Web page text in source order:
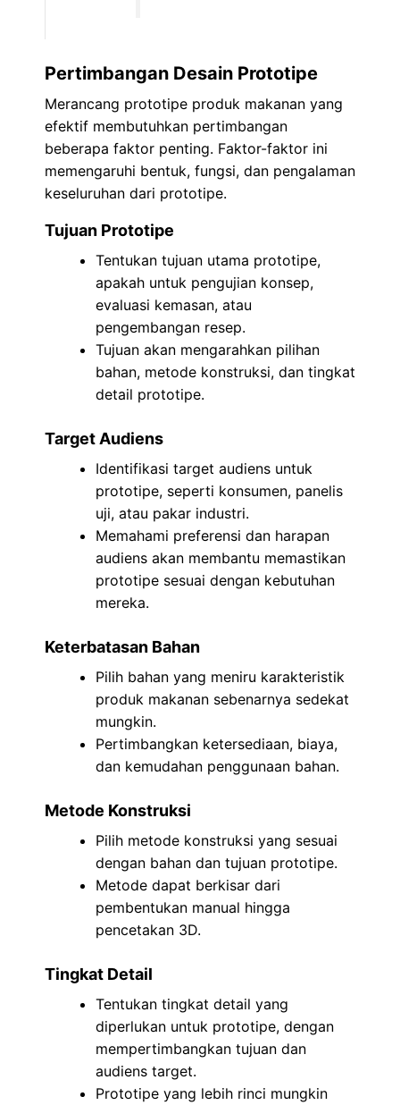
Pertimbangan Desain Prototipe
Merancang prototipe produk makanan yang
efektif membutuhkan pertimbangan
beberapa faktor penting. Faktor-faktor ini
memengaruhi bentuk, fungsi, dan pengalaman
keseluruhan dari prototipe.
Tujuan Prototipe
Tentukan tujuan utama prototipe,
apakah untuk pengujian konsep,
evaluasi kemasan, atau
pengembangan resep.
Tujuan akan mengarahkan pilihan
bahan, metode konstruksi, dan tingkat
detail prototipe.
Target Audiens
Identifikasi target audiens untuk
prototipe, seperti konsumen, panelis
uji, atau pakar industri.
Memahami preferensi dan harapan
audiens akan membantu memastikan
prototipe sesuai dengan kebutuhan
mereka.
Keterbatasan Bahan
Pilih bahan yang meniru karakteristik
produk makanan sebenarnya sedekat
mungkin.
Pertimbangkan ketersediaan, biaya,
dan kemudahan penggunaan bahan.
Metode Konstruksi
Pilih metode konstruksi yang sesuai
dengan bahan dan tujuan prototipe.
Metode dapat berkisar dari
pembentukan manual hingga
pencetakan 3D.
Tingkat Detail
Tentukan tingkat detail yang
diperlukan untuk prototipe, dengan
mempertimbangkan tujuan dan
audiens target.
Prototipe yang lebih rinci mungkin